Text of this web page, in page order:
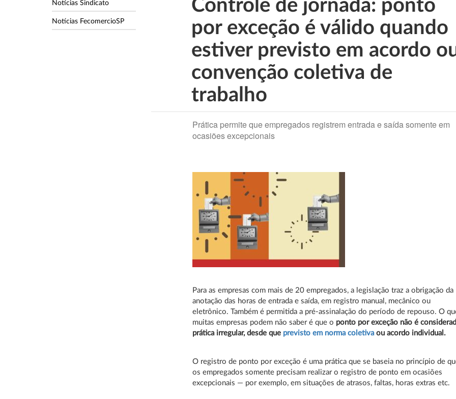
Notícias Sindicato
Notícias FecomercioSP
Controle de jornada: ponto
por exceção é válido quando
estiver previsto em acordo
convenção coletiva de
trabalho
Prática permite que empregados registrem entrada e saída somente em
ocasiões excepcionais
Para as empresas com mais de 20 empregados, a legislação traz a obrigação da
anotação das horas de entrada e saída, em registro manual, mecânico ou
eletrônico. Também é permitida a pré-assinalação do período de repouso. O
muitas empresas podem não saber é que o ponto por exceção não é
prática irregular, desde que previsto em norma coletiva ou acordo individual.
O registro de ponto por exceção é uma prática que se baseia no princípio de
os empregados somente precisam realizar o registro de ponto em ocasiões
excepcionais — por exemplo, em situações de atrasos, faltas, horas extras etc.